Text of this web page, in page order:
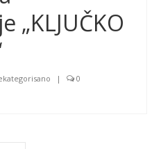
„KLJUČKO
| 0